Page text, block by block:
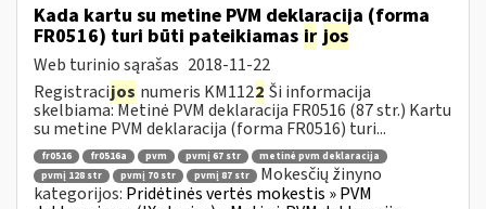
Kada kartu su metine PVM deklaracija (forma
FR0516) turi būti pateikiamas ir jos
Web turinio sąrašas 2018-11-22
Registracijos numeris KM1122 Ši informacija
skelbiama: Metinė PVM deklaracija FR0516 (87 str.) Kartu
su metine PVM deklaracija (forma FR0516) turi...
fr0516 fr0516a pvm pvmį 67 str
metinė pvm deklaracija
pvmį 128 str
pvmį 70 str pvmį 87 str
Mokesčių žinyno
kategorijos: Pridėtinės vertės mokestis » PVM